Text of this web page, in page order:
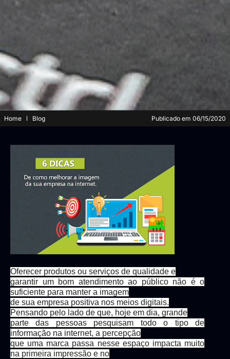
Home Blog Publicado em 06/15/2020
Oferecer produtos ou serviços de qualidade e
garantir um bom atendimento ao público não é o
suficiente para manter a imagem
de sua empresa positiva nos meios digitais.
Pensando pelo lado de que, hoje em dia, grande
parte das pessoas pesquisam todo o tipo de
informação na internet, a percepção
que uma marca passa nesse espaço impacta muito
na primeira impressão e no